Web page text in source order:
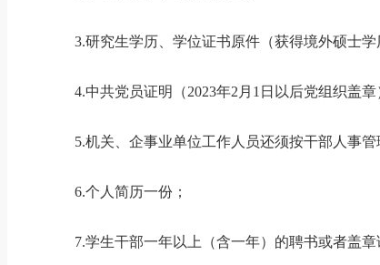
3.研究生学历、学位证书原件（获得境外硕士
4.中共党员证明（2023年2月1日以后党组织盖章
5.机关、企事业单位工作人员还须按干部人事
6.个人简历一份；
7.学生干部一年以上（含一年）的聘书或者盖章